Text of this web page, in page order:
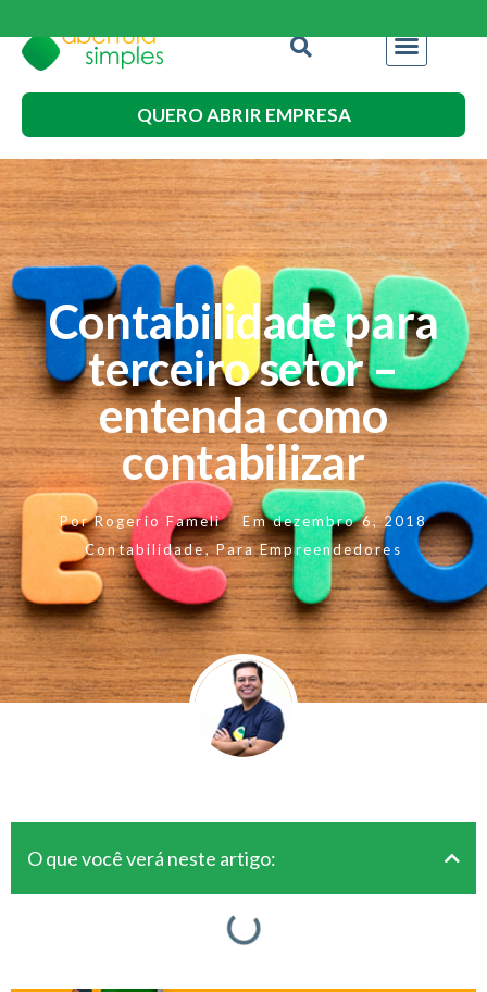
QUERO ABRIR EMPRESA
Contabilidade para
terceiro setor –
entenda como
contabilizar
PorRogerio Fameli Em dezembro 6, 2018
Contabilidade,Para Empreendedores
O que você verá neste artigo: